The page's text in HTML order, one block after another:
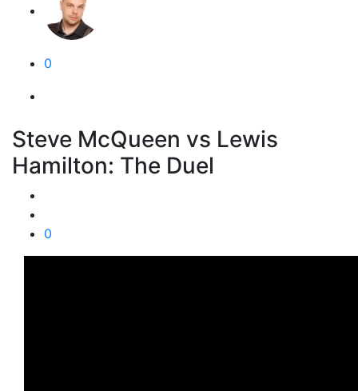
0
Steve McQueen vs Lewis
Hamilton: The Duel
0